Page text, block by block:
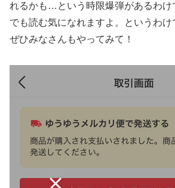
れるかも…という時限爆弾があるわけ
でも読む気になれますよ。というわけ
ぜひみなさんもやってみて！